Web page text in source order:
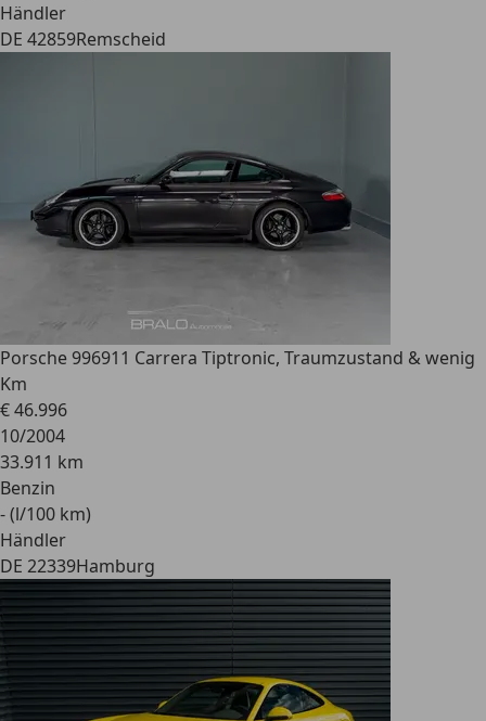
Händler
DE 42859Remscheid
Porsche 996911 Carrera Tiptronic, Traumzustand & wenig
Km
€ 46.996
10/2004
33.911 km
Benzin
- (l/100 km)
Händler
DE 22339Hamburg